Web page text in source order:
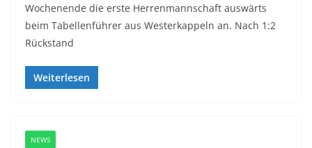
Wochenende die erste Herrenmannschaft auswärts
beim Tabellenführer aus Westerkappeln an. Nach 1:2
Rückstand
Weiterlesen
NEWS